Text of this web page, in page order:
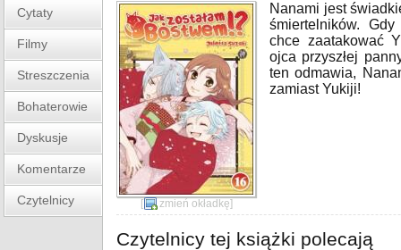
Cytaty
Filmy
Streszczenia
Bohaterowie
Dyskusje
Komentarze
Czytelnicy [ zmień okładkę]
Nanami jest
śmiertelników.
chce zaatakować
ojca przyszłej
ten odmawia,
zamiast Yukiji!
Czytelnicy tej książki polecają